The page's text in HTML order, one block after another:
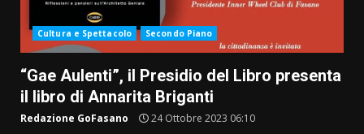
Cultura e Spettacolo Secondo Piano
“Gae Aulenti”, il Presidio del Libro presenta
il libro di Annarita Briganti
Redazione GoFasano 24 Ottobre 2023 06:10